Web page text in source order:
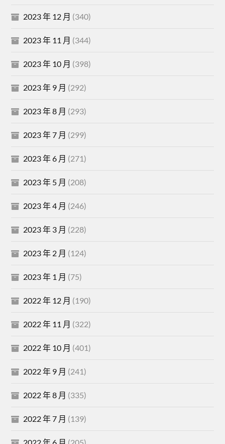
2023 年 12 月 (340)
2023 年 11 月 (344)
2023 年 10 月 (398)
2023 年 9 月 (292)
2023 年 8 月 (293)
2023 年 7 月 (299)
2023 年 6 月 (271)
2023 年 5 月 (208)
2023 年 4 月 (246)
2023 年 3 月 (228)
2023 年 2 月 (124)
2023 年 1 月 (75)
2022 年 12 月 (190)
2022 年 11 月 (322)
2022 年 10 月 (401)
2022 年 9 月 (241)
2022 年 8 月 (335)
2022 年 7 月 (139)